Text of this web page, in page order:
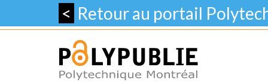
< Retour au portail